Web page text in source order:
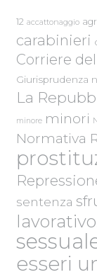
12 accattonaggio
carabinieri
Corriere
Giurisprudenza
La
minore minori
Normativa
sentenza
esseri